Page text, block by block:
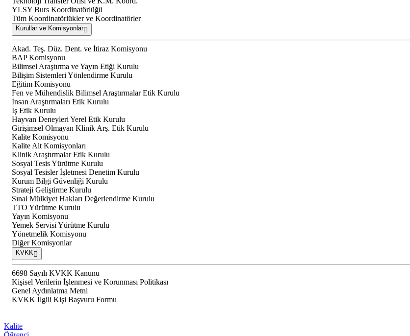
YLSY Burs Koordinatörlüğü
Tüm Koordinatörlükler ve Koordinatörler
Kurullar ve Komisyonlar
Akad. Teş. Düz. Dent. ve İtiraz Komisyonu
BAP Komisyonu
Bilimsel Araştırma ve Yayın Etiği Kurulu
Bilişim Sistemleri Yönlendirme Kurulu
Eğitim Komisyonu
Fen ve Mühendislik Bilimsel Araştırmalar Etik Kurulu
İnsan Araştırmaları Etik Kurulu
İş Etik Kurulu
Hayvan Deneyleri Yerel Etik Kurulu
Girişimsel Olmayan Klinik Arş. Etik Kurulu
Kalite Komisyonu
Kalite Alt Komisyonları
Klinik Araştırmalar Etik Kurulu
Sosyal Tesis Yürütme Kurulu
Sosyal Tesisler İşletmesi Denetim Kurulu
Kurum Bilgi Güvenliği Kurulu
Strateji Geliştirme Kurulu
Sınai Mülkiyet Hakları Değerlendirme Kurulu
TTO Yürütme Kurulu
Yayın Komisyonu
Yemek Servisi Yürütme Kurulu
Yönetmelik Komisyonu
Diğer Komisyonlar
KVKK
6698 Sayılı KVKK Kanunu
Kişisel Verilerin İşlenmesi ve Korunması Politikası
Genel Aydınlatma Metni
KVKK İlgili Kişi Başvuru Formu
Kalite